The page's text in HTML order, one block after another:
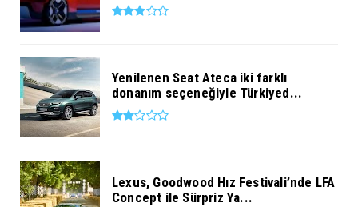
Yenilenen Seat Ateca iki farklı
donanım seçeneğiyle Türkiyed...
Lexus, Goodwood Hız Festivali’nde LFA
Concept ile Sürpriz Ya...